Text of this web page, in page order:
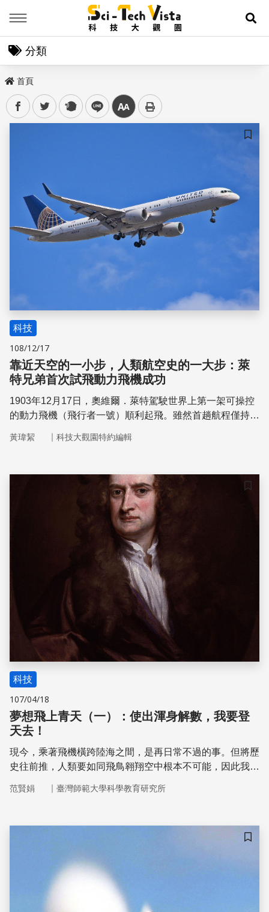
展
分類
首頁
facebooktwitter plurk line 中
儲存
科技
108/12/17
靠近天空的一小步，人類航空史的一大步：萊
特兄弟首次試飛動力飛機成功
1903年12月17日，奧維爾．萊特駕駛世界上第一架可操控
的動力飛機（飛行者一號）順利起飛。雖然首趟航程僅持續
比空氣重且配有動力裝置的飛機在人類航空史上留下青名，
來深遠的影響。
黃瑋絜 ｜ 科技大觀園特約編輯
儲存
科技
107/04/18
夢想飛上青天（一）：使出渾身解數，我要登
天去！
現今，乘著飛機橫跨陸海之間，是再日常不過的事。但將歷
史往前推，人類要如同飛鳥翱翔空中根本不可能，因此我們
前，人類用了哪些登天秘訣呢？
范賢娟 ｜ 臺灣師範大學科學教育研究所
儲存